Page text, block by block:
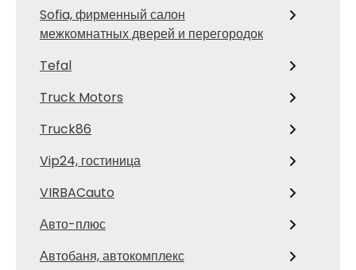
Sofia, фирменный салон
межкомнатных дверей и перегородок
Tefal
Truck Motors
Truck86
Vip24, гостиница
VIRBACauto
Авто-плюс
Автобаня, автокомплекс